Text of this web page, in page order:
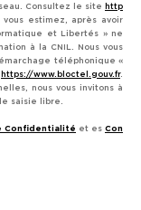
Consultez le site
http
vous estimez, après avoir
et Libertés » ne
à la CNIL. Nous vous
téléphonique «
https://www.bloctel.gouv.fr.
nous vous invitons à
saisie libre.
Confidentialité et es Con